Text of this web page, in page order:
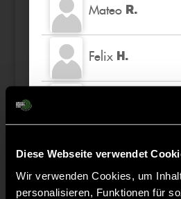
Diese Webseite verwendet
Wir verwenden Cookies, um
personalisieren, Funktionen für
Mateo R.
Felix H.
Paul B.